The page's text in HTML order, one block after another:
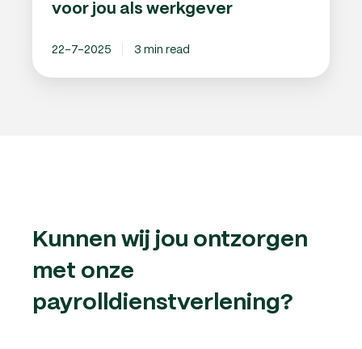
voor jou als werkgever
22-7-2025 3 min read
Kunnen wij jou ontzorgen
met onze
payrolldienstverlening?